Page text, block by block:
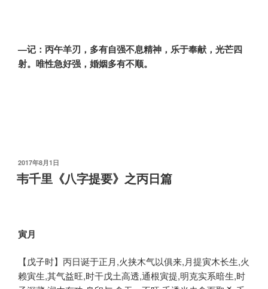
—记：丙午羊刃，多有自强不息精神，乐于奉献，光芒四
射。唯性急好强，婚姻多有不顺。
发
布
于
2017年8月1日
韦千里《八字提要》之丙日篇
寅月
【戊子时】丙日诞于正月,火挟木气以俱来,月提寅木长生,火
赖寅生,其气益旺,时干戊土高透,通根寅提,明克实系暗生,时